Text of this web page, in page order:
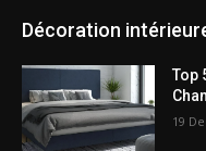
Décoration
Top
19